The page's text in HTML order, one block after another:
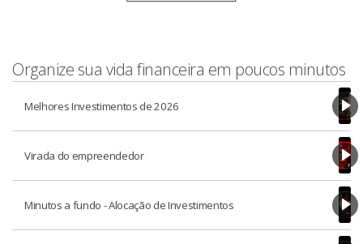
Organize sua vida financeira em poucos minutos
Melhores Investimentos de 2026
Virada do empreendedor
Minutos a fundo - Alocação de Investimentos